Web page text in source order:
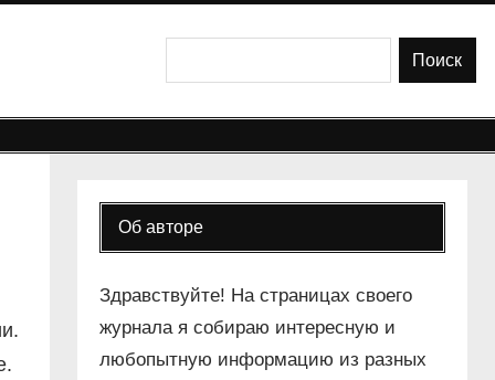
Поиск
Об авторе
Здравствуйте! На страницах своего
журнала я собираю интересную и
любопытную информацию из разных